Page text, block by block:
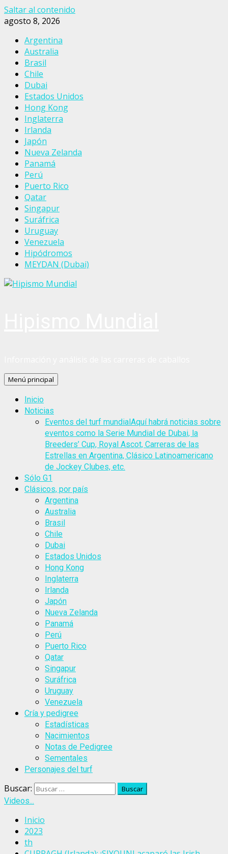
Saltar al contenido
agosto 8, 2026
Argentina
Australia
Brasil
Chile
Dubai
Estados Unidos
Hong Kong
Inglaterra
Irlanda
Japón
Nueva Zelanda
Panamá
Perú
Puerto Rico
Qatar
Singapur
Suráfrica
Uruguay
Venezuela
Hipódromos
MEYDAN (Dubai)
Menú principal
Inicio
Noticias
Eventos del turf mundialAquí habrá noticias sobre
eventos como la Serie Mundial de Dubai, la
Breeders’ Cup, Royal Ascot, Carreras de las
Estrellas en Argentina, Clásico Latinoamericano
de Jockey Clubes, etc.
Sólo G1
Clásicos, por país
Argentina
Australia
Brasil
Chile
Dubai
Estados Unidos
Hong Kong
Inglaterra
Irlanda
Japón
Nueva Zelanda
Panamá
Perú
Puerto Rico
Qatar
Singapur
Suráfrica
Uruguay
Venezuela
Cría y pedigree
Estadísticas
Nacimientos
Notas de Pedigree
Sementales
Personajes del turf
Buscar:
Videos...
Inicio
2023
th